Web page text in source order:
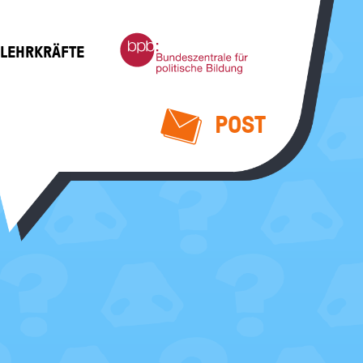
Bundeszentrale
für
politische
POST